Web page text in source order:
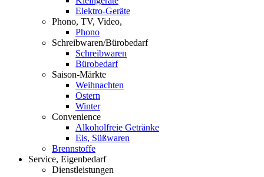
Elektro-Geräte
Phono, TV, Video,
Phono
Schreibwaren/Bürobedarf
Schreibwaren
Bürobedarf
Saison-Märkte
Weihnachten
Ostern
Winter
Convenience
Alkoholfreie Getränke
Eis, Süßwaren
Brennstoffe
Service, Eigenbedarf
Dienstleistungen